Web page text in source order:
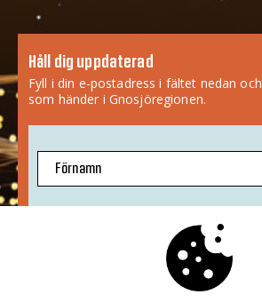
Håll dig uppdaterad
Fyll i din e-postadress i fältet nedan
som händer i Gnosjöregionen.
Förnamn
Jag godkänner att mina uppgifter